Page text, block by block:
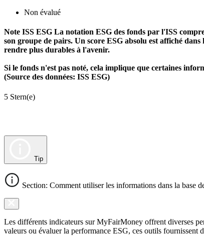
Non évalué
Note ISS ESG La notation ESG des fonds par l'ISS
son groupe de pairs. Un score ESG absolu est affiché
rendre plus durables à l'avenir.
Si le fonds n'est pas noté, cela implique que certaines
(Source des données: ISS ESG)
5 Stern(e)
Tip
Section: Comment utiliser les informations dans la base
Les différents indicateurs sur MyFairMoney offrent diverses
valeurs ou évaluer la performance ESG, ces outils fournissent